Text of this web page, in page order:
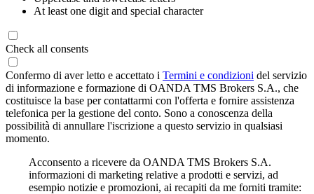
At least one digit and special character
Check all consents
Confermo di aver letto e accettato i Termini e condizioni del servizio
di informazione e formazione di OANDA TMS Brokers S.A., che
costituisce la base per contattarmi con l'offerta e fornire assistenza
telefonica per la gestione del conto. Sono a conoscenza della
possibilità di annullare l'iscrizione a questo servizio in qualsiasi
momento.
Acconsento a ricevere da OANDA TMS Brokers S.A.
informazioni di marketing relative a prodotti e servizi, ad
esempio notizie e promozioni, ai recapiti da me forniti tramite: